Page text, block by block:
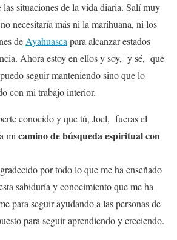
las situaciones de la vida diaria. Salí muy
necesitaría más ni la marihuana, ni los
deAyahuascapara alcanzar estados
Ahora estoy en ellos y soy, y sé, que
seguir manteniendo sino que lo
con mi trabajo interior.
conocido y que tú, Joel, fueras el
micamino de búsqueda espiritual con
por todo lo que me ha enseñado
sabiduría y conocimiento que me ha
para seguir ayudando a las personas de
para seguir aprendiendo y creciendo.